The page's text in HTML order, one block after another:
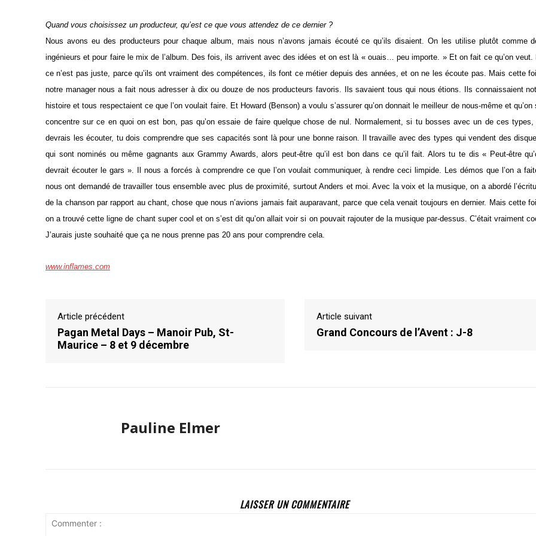
Quand vous choisissez un producteur, qu’est ce que vous attendez de ce dernier ?
Nous avons eu des producteurs pour chaque album, mais nous n’avons jamais écouté ce qu’ils disaient. On les utilise plutôt comme
ingénieurs et pour faire le mix de l’album. Des fois, ils arrivent avec des idées et on est là « ouais… peu importe. » Et on fait ce qu’on veut.
ce n’est pas juste, parce qu’ils ont vraiment des compétences, ils font ce métier depuis des années, et on ne les écoute pas. Mais cette
notre manager nous a fait nous adresser à dix ou douze de nos producteurs favoris. Ils savaient tous qui nous étions. Ils connaissaient
histoire et tous respectaient ce que l’on voulait faire. Et Howard (Benson) a voulu s’assurer qu’on donnait le meilleur de nous-même et qu’on
concentre sur ce en quoi on est bon, pas qu’on essaie de faire quelque chose de nul. Normalement, si tu bosses avec un de ces types,
devrais les écouter, tu dois comprendre que ses capacités sont là pour une bonne raison. Il travaille avec des types qui vendent des
qui sont nominés ou même gagnants aux Grammy Awards, alors peut-être qu’il est bon dans ce qu’il fait. Alors tu te dis « Peut-être
devrait écouter le gars ». Il nous a forcés à comprendre ce que l’on voulait communiquer, à rendre ceci limpide. Les démos que l’on a
nous ont demandé de travailler tous ensemble avec plus de proximité, surtout Anders et moi. Avec la voix et la musique, on a abordé
de la chanson par rapport au chant, chose que nous n’avions jamais fait auparavant, parce que cela venait toujours en dernier. Mais cette
on a trouvé cette ligne de chant super cool et on s’est dit qu’on allait voir si on pouvait rajouter de la musique par-dessus. C’était vraiment
J’aurais juste souhaité que ça ne nous prenne pas 20 ans pour comprendre cela.
www.inflames.com
Article précédent
Pagan Metal Days – Manoir Pub, St-
Maurice – 8 et 9 décembre
Article suivant
Grand Concours de l’Avent : J-8
Pauline Elmer
LAISSER UN COMMENTAIRE